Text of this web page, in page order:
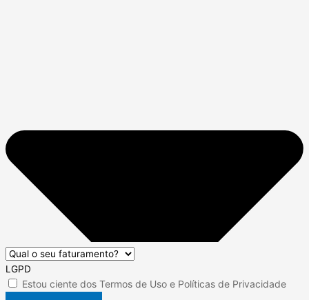
LGPD
Estou ciente dos Termos de Uso e Políticas de Privacidade